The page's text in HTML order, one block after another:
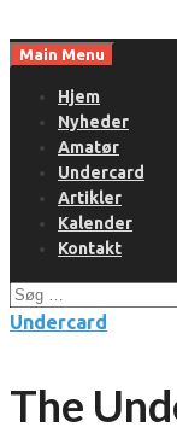
toMain Menu
Hjem
Nyheder
Amatør
Undercard
Artikler
Kalender
Kontakt
Søg
efter:
Undercard
The